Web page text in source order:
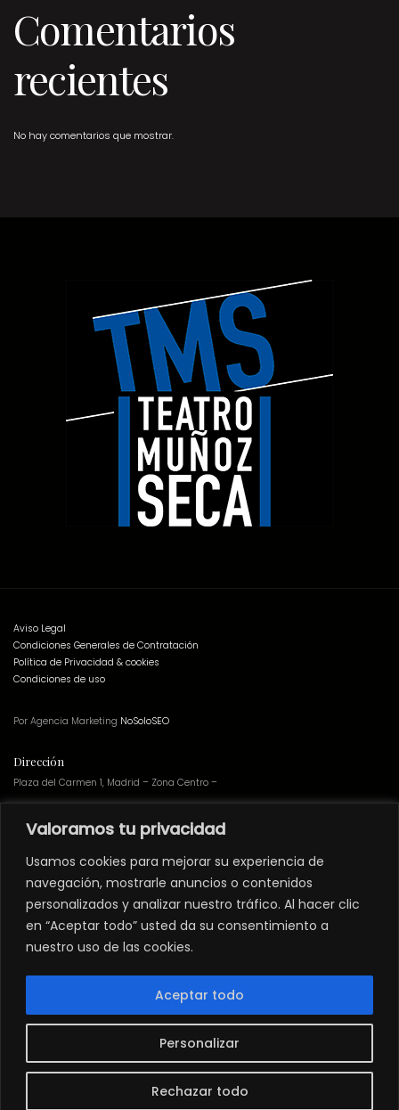
Valoramos tu privacidad
Usamos cookies para mejorar su experiencia de
navegación, mostrarle anuncios o contenidos
personalizados y analizar nuestro tráfico. Al hacer clic
en “Aceptar todo” usted da su consentimiento a
nuestro uso de las cookies.
Personalizar
Rechazar todo
Aceptar todo
Comentarios
recientes
No hay comentarios que mostrar.
Aviso Legal
Condiciones Generales de Contratación
Política de Privacidad & cookies
Condiciones de uso
Por Agencia Marketing NoSoloSEO
Dirección
Plaza del Carmen 1, Madrid – Zona Centro –
Teatrono preparado para personas conmovilidad reducida
Los espectáculos del Teatro Muñoz SecaNOestán adheridos a ninguna
campaña de webs de adquisición de entradas a través de abonos.
Grupos
Si quieres solicitar precios especiales para grupos haz click en
Suscríbetea nuestranewsletterpara recibir descuentos y últimas novedades
Instagram
Facebook
YouTube
LinkedIn
Twitter